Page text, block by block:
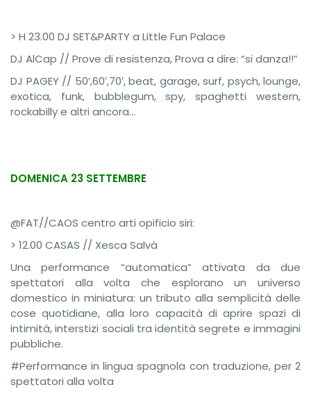
> H 23.00 DJ SET&PARTY a Little Fun Palace
DJ AlCap // Prove di resistenza, Prova a dire: “si danza!!”
DJ PAGEY // 50’,60′,70′, beat, garage, surf, psych, lounge,
exotica, funk, bubblegum, spy, spaghetti western,
rockabilly e altri ancora…
DOMENICA 23 SETTEMBRE
@FAT//CAOS centro arti opificio siri:
> 12.00 CASAS // Xesca Salvà
Una performance “automatica” attivata da due
spettatori alla volta che esplorano un universo
domestico in miniatura: un tributo alla semplicità delle
cose quotidiane, alla loro capacità di aprire spazi di
intimità, interstizi sociali tra identità segrete e immagini
pubbliche.
#Performance in lingua spagnola con traduzione, per 2
spettatori alla volta